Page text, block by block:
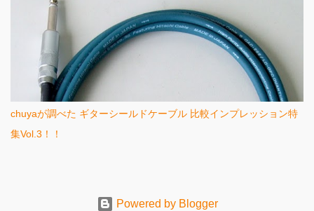
chuyaが調べた ギターシールドケーブル 比較インプレッション特
集Vol.3！！
Powered by Blogger